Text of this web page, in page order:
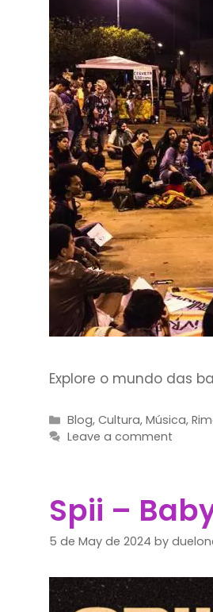
Explore o mundo das
Categories
Blog,Cultura,Música,
Leave a comment
Spii –
5 de May de 2024 by